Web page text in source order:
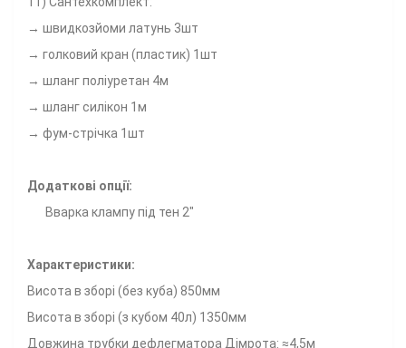
→ швидкозйоми латунь 3шт
→ голковий кран (пластик) 1шт
→ шланг поліуретан 4м
→ шланг силікон 1м
→ фум-стрічка 1шт
Додаткові опції:
Вварка клампу під тен 2"
Характеристики:
Висота в зборі (без куба) 850мм
Висота в зборі (з кубом 40л) 1350мм
Довжина трубки дефлегматора Дімрота: ≈4,5м